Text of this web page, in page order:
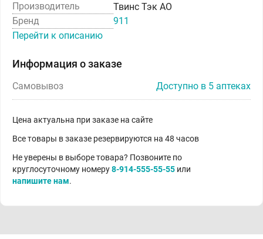
Производитель
Твинс Тэк АО
Бренд
911
Перейти к описанию
Информация о заказе
Самовывоз Доступно в 5 аптеках
Цена актуальна при заказе на сайте
Все товары в заказе резервируются на 48 часов
Не уверены в выборе товара? Позвоните по
круглосуточному номеру8-914-555-55-55 или
напишите нам.